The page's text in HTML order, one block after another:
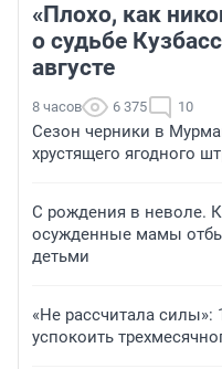
«Плохо, как
о судьбе
августе
8 часов 6 375 10
Сезон черники в
хрустящего ягодного
С рождения в неволе.
осужденные мамы
детьми
«Не рассчитала силы»:
успокоить